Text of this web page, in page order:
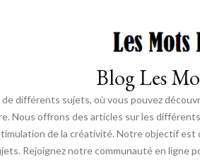
Blog Les
différents sujets, où vous pouvez
Nous offrons des articles sur les
de la créativité. Notre objectif
Rejoignez notre communauté en ligne